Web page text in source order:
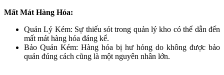
Mất Mát Hàng Hóa:
Quản Lý Kém: Sự thiếu sót trong quản lý kho có thể dẫn đến
mất mát hàng hóa đáng kể.
Bảo Quản Kém: Hàng hóa bị hư hỏng do không được bảo
quản đúng cách cũng là một nguyên nhân lớn.